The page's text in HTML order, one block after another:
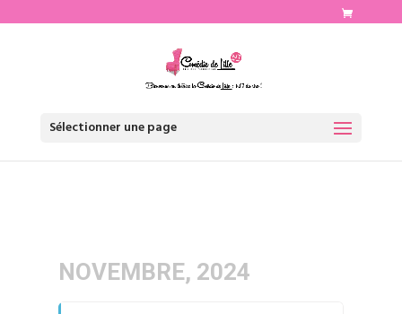
Sélectionner une page
NOVEMBRE, 2024